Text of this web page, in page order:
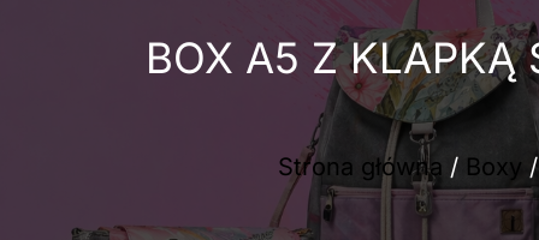
BOX A5 Z KLAPKĄ
Strona główna / Boxy /